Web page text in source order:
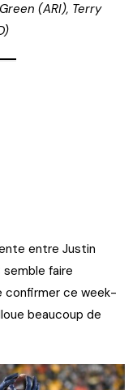
(ARI), Terry
entre Justin
faire
confirmer ce week-
beaucoup de